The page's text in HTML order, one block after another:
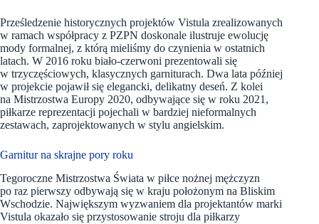
Prześledzenie historycznych projektów Vistula zrealizowanych
w ramach współpracy z PZPN doskonale ilustruje ewolucję
mody formalnej, z którą mieliśmy do czynienia w ostatnich
latach. W 2016 roku biało-czerwoni prezentowali się
w trzyczęściowych, klasycznych garniturach. Dwa lata później
w projekcie pojawił się elegancki, delikatny deseń. Z kolei
na Mistrzostwa Europy 2020, odbywające się w roku 2021,
piłkarze reprezentacji pojechali w bardziej nieformalnych
zestawach, zaprojektowanych w stylu angielskim.
Garnitur na skrajne pory roku
Tegoroczne Mistrzostwa Świata w piłce nożnej mężczyzn
po raz pierwszy odbywają się w kraju położonym na Bliskim
Wschodzie. Największym wyzwaniem dla projektantów marki
Vistula okazało się przystosowanie stroju dla piłkarzy